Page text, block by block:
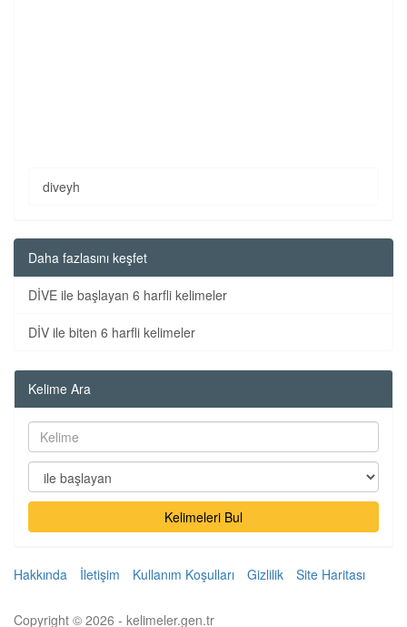
diveyh
Daha fazlasını keşfet
DİVE ile başlayan 6 harfli kelimeler
DİV ile biten 6 harfli kelimeler
Kelime Ara
Kelimeleri Bul
Hakkında İletişim Kullanım Koşulları Gizlilik Site Haritası
Copyright © 2026 - kelimeler.gen.tr